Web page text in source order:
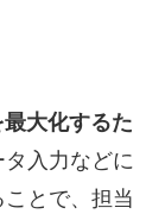
大化するた
入力などに
とで、担当